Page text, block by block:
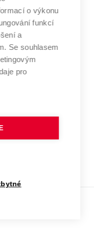
učení
technické
o výkonu
funkcí
a
Se souhlasem
pro